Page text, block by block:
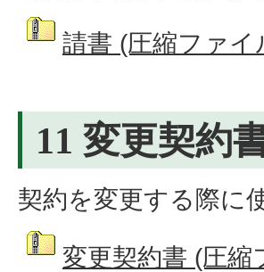
請書 (圧縮ファイ
11 変更契約
契約を変更する際に
変更契約書 (圧